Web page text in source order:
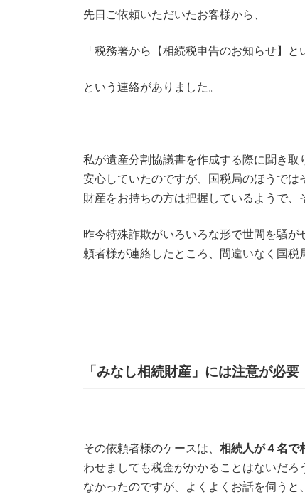
先日ご依頼いただいたお客様から、
「税務署から【相続税申告のお知らせ】と
という連絡がありました。
私が遺産分割協議書を作成する際に聞き
安心していたのですが、国税局のほうで
財産をお持ちの方は把握しているようで、
昨今特殊詐欺がいろいろな形で世間を騒
頼者様が連絡したところ、間違いなく国税
「みなし相続財産」には注意が必要
その依頼者様のケースは、 相続人が４名で
わせましても税金がかかることはないだ
なかったのですが、よくよくお話を伺う